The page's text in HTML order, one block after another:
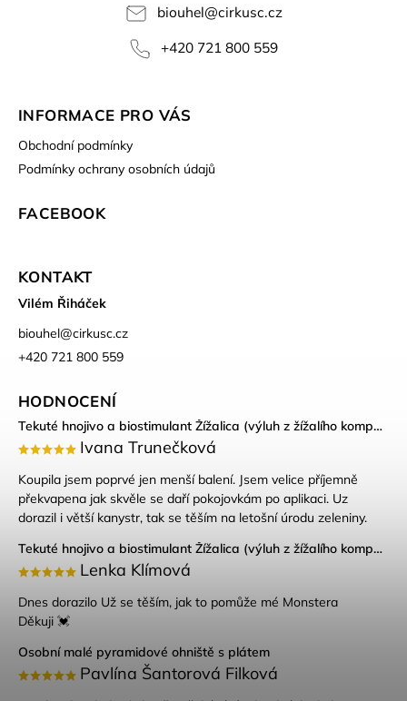
biouhel@cirkusc.cz
+420 721 800 559
INFORMACE PRO VÁS
Obchodní podmínky
Podmínky ochrany osobních údajů
FACEBOOK
KONTAKT
Vilém Řiháček
biouhel@cirkusc.cz
+420 721 800 559
HODNOCENÍ
Tekuté hnojivo a biostimulant Žížalica (výluh z žížalího kompostu)
Ivana Trunečková
Koupila jsem poprvé jen menší balení. Jsem velice příjemně
překvapena jak skvěle se daří pokojovkám po aplikaci. Uz
dorazil i větší kanystr, tak se těším na letošní úrodu zeleniny.
Tekuté hnojivo a biostimulant Žížalica (výluh z žížalího kompostu)
Lenka Klímová
Dnes dorazilo Už se těším, jak to pomůže mé Monstera
Děkuji 💓
Osobní malé pyramidové ohniště s plátem
Pavlína Šantorová Filková